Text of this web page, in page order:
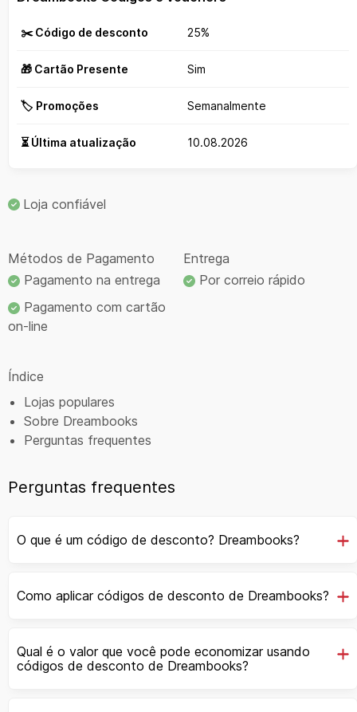
✂️ Código de desconto 25%
🎁 Cartão Presente Sim
🏷️ Promoções Semanalmente
⏳ Última atualização 10.08.2026
Loja confiável
Métodos de Pagamento
Pagamento na entrega
Pagamento com cartão
on-line
Entrega
Por correio rápido
Índice
Lojas populares
Sobre Dreambooks
Perguntas frequentes
Perguntas frequentes
O que é um código de desconto? Dreambooks?
Como aplicar códigos de desconto de Dreambooks?
Qual é o valor que você pode economizar usando
códigos de desconto de Dreambooks?